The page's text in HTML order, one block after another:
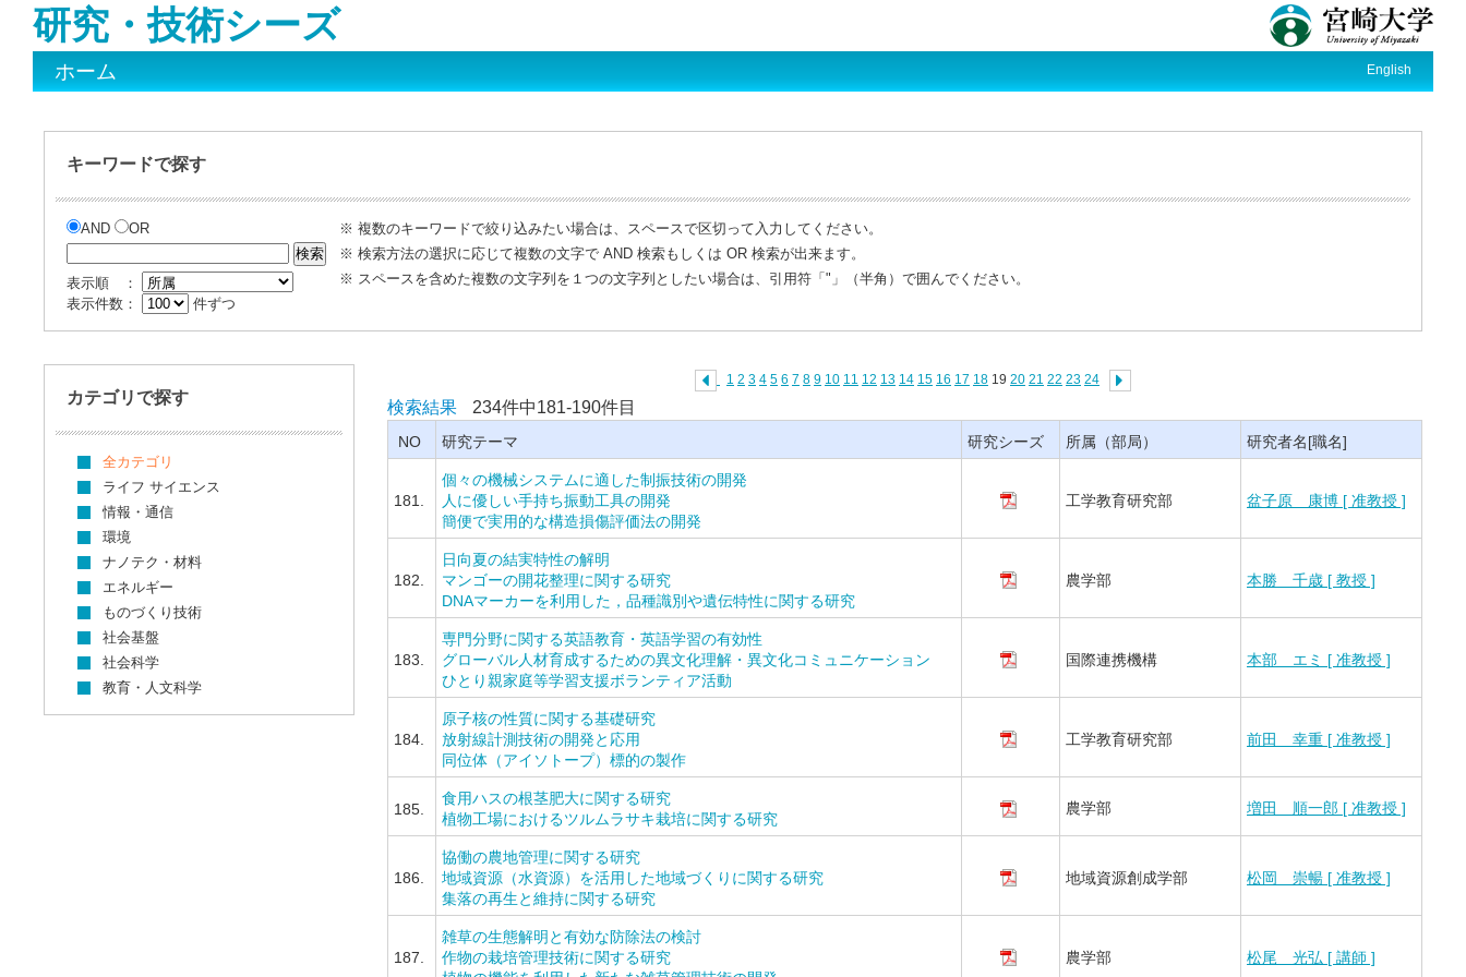
研究・技術シーズ
ホーム English
キーワードで探す
AND OR
表示順 ：
表示件数：
件ずつ
※ 複数のキーワードで絞り込みたい場合は、スペースで区切って入力してください。
※ 検索方法の選択に応じて複数の文字で AND 検索もしくは OR 検索が出来ます。
※ スペースを含めた複数の文字列を１つの文字列としたい場合は、引用符「"」（半角）で囲んでください。
カテゴリで探す
全カテゴリ
ライフ サイエンス
情報・通信
環境
ナノテク・材料
エネルギー
ものづくり技術
社会基盤
社会科学
教育・人文科学
1 2 3 4 5 6 7 8 9 10 11 12 13 14 15 16 17 18 19 20 21 22 23 24
検索結果 234件中181-190件目
NO 研究テーマ 研究シーズ 所属（部局） 研究者名[職名]
181.
個々の機械システムに適した制振技術の開発
人に優しい手持ち振動工具の開発
簡便で実用的な構造損傷評価法の開発
工学教育研究部 盆子原 康博 [ 准教授 ]
182.
日向夏の結実特性の解明
マンゴーの開花整理に関する研究
DNAマーカーを利用した，品種識別や遺伝特性に関する研究
農学部 本勝 千歳 [ 教授 ]
183.
専門分野に関する英語教育・英語学習の有効性
グローバル人材育成するための異文化理解・異文化コミュニケーション
ひとり親家庭等学習支援ボランティア活動
国際連携機構 本部 エミ [ 准教授 ]
184.
原子核の性質に関する基礎研究
放射線計測技術の開発と応用
同位体（アイソトープ）標的の製作
工学教育研究部 前田 幸重 [ 准教授 ]
185.
食用ハスの根茎肥大に関する研究
植物工場におけるツルムラサキ栽培に関する研究
農学部 増田 順一郎 [ 准教授 ]
186.
協働の農地管理に関する研究
地域資源（水資源）を活用した地域づくりに関する研究
集落の再生と維持に関する研究
地域資源創成学部 松岡 崇暢 [ 准教授 ]
187.
雑草の生態解明と有効な防除法の検討
作物の栽培管理技術に関する研究
農学部 松尾 光弘 [ 講師 ]